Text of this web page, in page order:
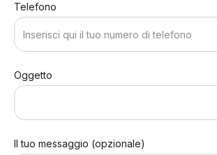
Telefono
Oggetto
Il tuo messaggio (opzionale)